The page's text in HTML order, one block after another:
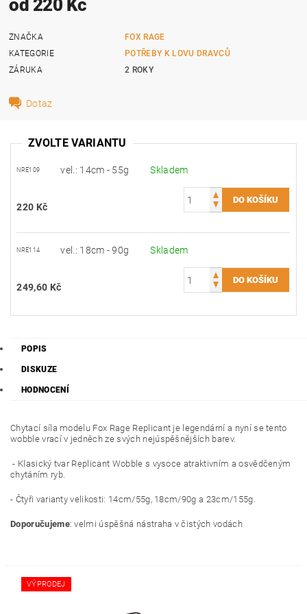
od 220 Kč
ZNAČKA
FOX RAGE
KATEGORIE
POTŘEBY K LOVU DRAVCŮ
ZÁRUKA
2 ROKY
Dotaz
ZVOLTE VARIANTU
NRE109 vel.: 14cm - 55g Skladem
220 Kč
NRE114 vel.: 18cm - 90g Skladem
249,60 Kč
POPIS
DISKUZE
HODNOCENÍ
Chytací síla modelu Fox Rage Replicant je legendární a nyní se tento
wobble vrací v jedněch ze svých nejúspěšnějších barev.
- Klasický tvar Replicant Wobble s vysoce atraktivním a osvědčeným
chytáním ryb.
- Čtyři varianty velikosti: 14cm/55g, 18cm/90g a 23cm/155g.
Doporučujeme: velmi úspěšná nástraha v čistých vodách
VÝPRODEJ